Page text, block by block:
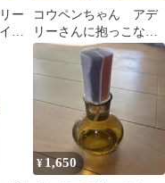
ー
ン
コウペンちゃん アデ
リーさんに抱っこなデ
スクトップぬいぐるみ
¥ 1,650